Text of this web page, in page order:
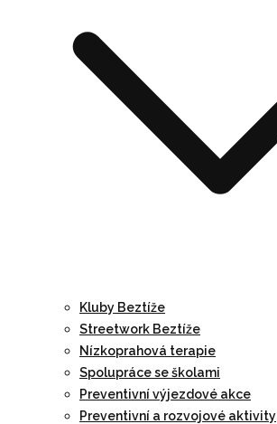
Kluby Beztíže
Streetwork Beztíže
Nízkoprahová terapie
Spolupráce se školami
Preventivní výjezdové akce
Preventivní a rozvojové aktivity